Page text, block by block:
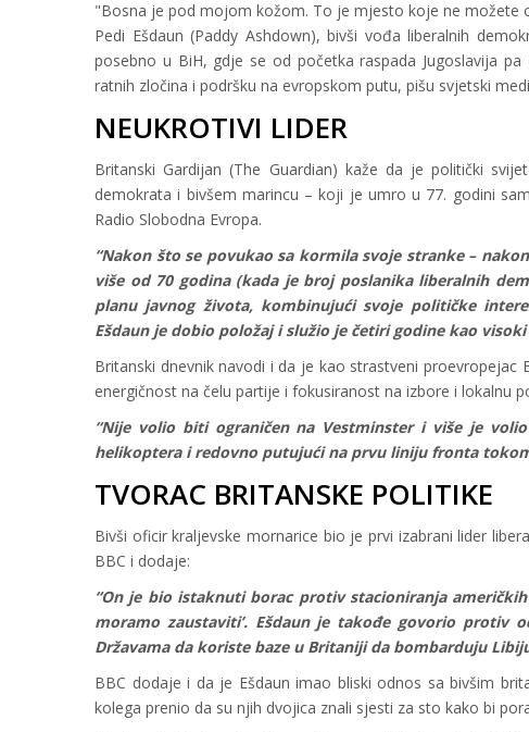
"Bosna je pod mojom kožom. To je mjesto koje ne možete
Pedi Ešdaun (Paddy Ashdown), bivši vođa liberalnih
posebno u BiH, gdje se od početka raspada Jugoslavija
ratnih zločina i podršku na evropskom putu, pišu svjetski
NEUKROTIVI LIDER
Britanski Gardijan (The Guardian) kaže da je politički
demokrata i bivšem marincu – koji je umro u 77. godini
Radio Slobodna Evropa.
“Nakon što se povukao sa kormila svoje stranke –
više od 70 godina (kada je broj poslanika liberalnih
planu javnog života, kombinujući svoje političke
Ešdaun je dobio položaj i služio je četiri godine kao
Britanski dnevnik navodi i da je kao strastveni proevropejac
energičnost na čelu partije i fokusiranost na izbore i lokalnu
“Nije volio biti ograničen na Vestminster i više je
helikoptera i redovno putujući na prvu liniju fronta
TVORAC BRITANSKE POLITIKE
Bivši oficir kraljevske mornarice bio je prvi izabrani lider
BBC i dodaje:
“On je bio istaknuti borac protiv stacioniranja
moramo zaustaviti’. Ešdaun je takođe govorio protiv
Državama da koriste baze u Britaniji da bombarduju
BBC dodaje i da je Ešdaun imao bliski odnos sa bivšim
kolega prenio da su njih dvojica znali sjesti za sto kako bi